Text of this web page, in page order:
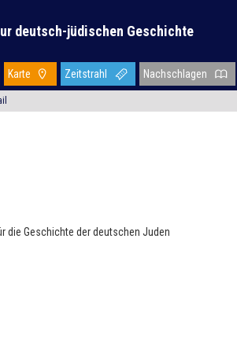
deutsch-jüdischen Geschichte
Karte Zeitstrahl Nachschlagen
Geschichte der deutschen Juden